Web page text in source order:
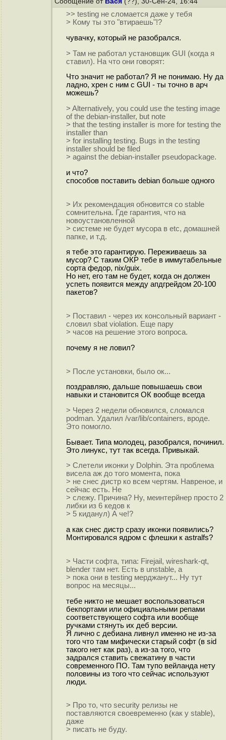
>> testing не сломается даже у тебя
> Кому ты это "втираешь"!?
чувачку, который не разобрался.
> Там не работал установщик GUI (когда я
ставил). На что они говорят:
Что значит не работал? Я не понимаю. Ну да
ладно, хрен с ним с GUI - ты точно в арч
можешь?
> Alternatively, you could use the testing image
of the debian-installer, but note
> that the testing installer is more for testing the
installer than
> for installing testing. Bugs in the testing
installer should be filed
> against the debian-installer pseudopackage.
и что?
способов поставить debian больше одного
> Их рекомендация обновится со stable
сомнительна. Где гарантия, что на
новоустановленной
> системе не будет мусора в etc, домашней
папке, и т.д.
я тебе это гарантирую. Переживаешь за
мусор? С таким ОКР тебе в иммутабельные
сорта федор, nix/guix.
Но нет, его там не будет, когда он должен
успеть появится между апдгрейдом 20-100
пакетов?
> Поставил - через их консольный вариант -
словил sbat violation. Еще пару
> часов на решение этого вопроса.
почему я не ловил?
> После установки, было ок...
поздравляю, дальше повышаешь свои
навыки и становится ОК вообще всегда
> Через 2 недели обновился, сломался
podman. Удалил /var/lib/containers, вроде.
Это помогло.
Бывает. Типа молодец, разобрался, починил.
Это линукс, тут так всегда. Привыкай.
> Слетели иконки у Dolphin. Эта проблема
висела аж до того момента, пока
> не снес дистр ко всем чертям. Навреное, и
сейчас есть. Не
> слежу. Причина? Ну, меинтерйнер просто 2
либки из 6 кедов к
> 5 киданул) А че!?
а как снес дистр сразу иконки появились?
Монтировался ядром с флешки к astralfs?
> Части софта, типа: Firejail, wireshark-qt,
blender там нет. Есть в unstable, а
> пока они в testing мерджанут... Ну тут
вопрос на месяцы...
тебе никто не мешает воспользоваться
бекпортами или официальными репами
соответствующего софта или вообще
ручками стянуть их деб версии.
Я лично с дебиана ливнул именно не из-за
того что там мифически старый софт (в sid
такого нет как раз), а из-за того, что
задрался ставить свежатину в части
современного ПО. Там тупо вейланда нету
половины из того что сейчас используют
люди.
> Про то, что security релизы не
поставляются своевременно (как у stable),
даже
> писать не буду.